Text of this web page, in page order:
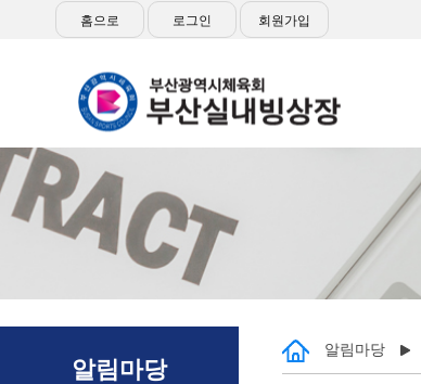
홈으로 로그인 회원가입
알림마당
알림마당